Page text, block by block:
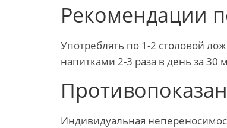
Рекомендации
Употреблять по 1-2 столовой
напитками 2-3 раза в день за
Индивидуальная